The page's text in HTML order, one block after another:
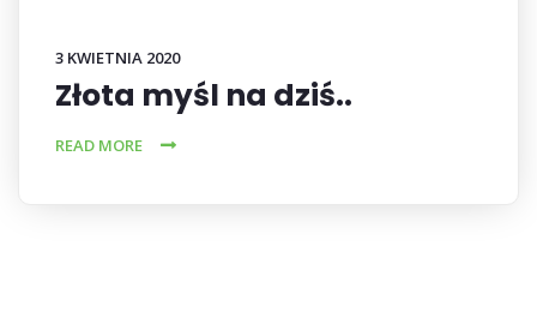
3 KWIETNIA 2020
Złota myśl na dziś..
READ MORE